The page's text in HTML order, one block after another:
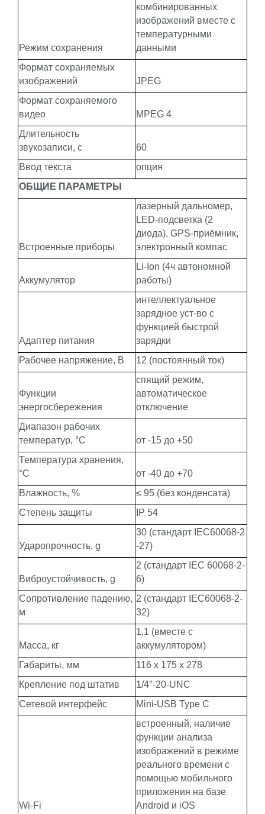
Режим сохранения
комбинированных
изображений вместе с
температурными
данными
Формат сохраняемых
изображений
JPEG
Формат сохраняемого
видео
MPEG 4
Длительность
звукозаписи, с
60
Ввод текста
опция
ОБЩИЕ ПАРАМЕТРЫ
Встроенные приборы
лазерный дальномер,
LED-подсветка (2
диода), GPS-приёмник,
электронный компас
Аккумулятор
Li-Ion (4ч автономной
работы)
Адаптер питания
интеллектуальное
зарядное уст-во с
функцией быстрой
зарядки
Рабочее напряжение, В
12 (постоянный ток)
Функции
энергосбережения
спящий режим,
автоматическое
отключение
Диапазон рабочих
температур, °С
от -15 до +50
Температура хранения,
°С
от -40 до +70
Влажность, %
≤ 95 (без конденсата)
Степень защиты
IP 54
Ударопрочность, g
30 (стандарт IEC60068-2
-27)
Виброустойчивость, g
2 (стандарт IEC 60068-2-
6)
Сопротивление падению,
м
2 (стандарт IEC60068-2-
32)
Масса, кг
1,1 (вместе с
аккумулятором)
Габариты, мм
116 x 175 x 278
Крепление под штатив
1/4″-20-UNC
Сетевой интерфейс
Mini-USB Type C
Wi-Fi
встроенный, наличие
функции анализа
изображений в режиме
реального времени с
помощью мобильного
приложения на базе
Android и iOS